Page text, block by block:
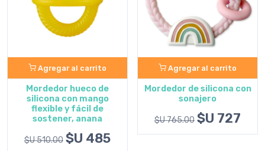
Agregar al carrito
Mordedor hueco de
silicona con mango
flexible y fácil de
sostener, anana
$U 510.00 $U 485
Agregar al carrito
Mordedor de silicona con
sonajero
$U 765.00 $U 727